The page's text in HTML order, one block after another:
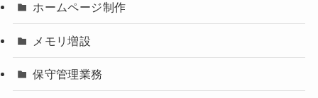
ホームページ制作
メモリ増設
保守管理業務